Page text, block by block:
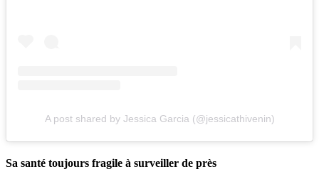
A post shared by Jessica Garcia (@jessicathivenin)
Sa santé toujours fragile à surveiller de près